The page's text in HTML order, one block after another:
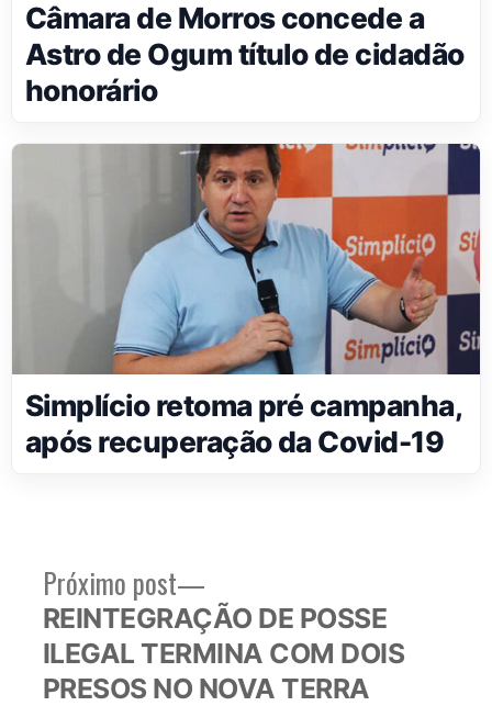
Câmara de Morros concede a
Astro de Ogum título de cidadão
honorário
Simplício retoma pré campanha,
após recuperação da Covid-19
Navegação
de
Post
Próximo post
Próximo
post:
REINTEGRAÇÃO DE POSSE
ILEGAL TERMINA COM DOIS
PRESOS NO NOVA TERRA